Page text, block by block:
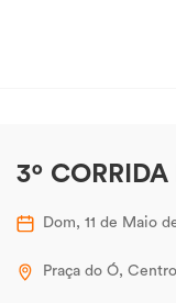
3º
Dom, 11 de Maio
Praça do Ó,